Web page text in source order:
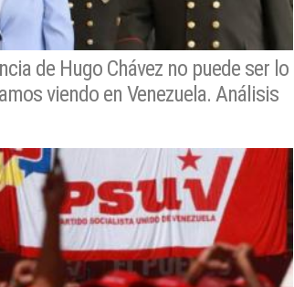
de Hugo Chávez no puede ser lo
viendo en Venezuela. Análisis